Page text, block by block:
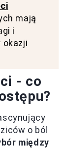
mają
i
okazji
- co
o ból
między